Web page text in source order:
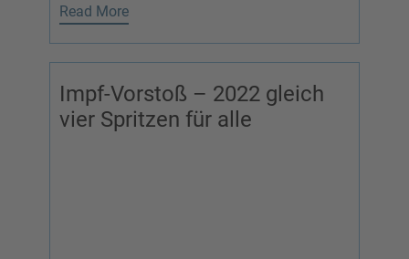
Read More
Impf-Vorstoß – 2022 gleich
vier Spritzen für alle